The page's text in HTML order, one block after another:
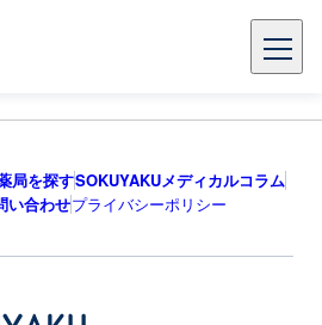
局を探すSOKUYAKUメディカルコラム
い合わせプライバシーポリシー